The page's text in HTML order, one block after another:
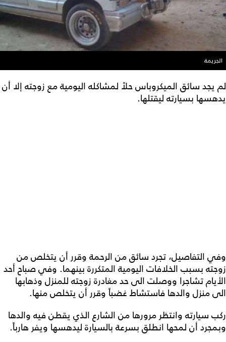
الجريمة
لم يجد سائق الميكروباس حلاً لمشاكله اليومية مع زوجته إلا أن
يدهسها بسيارته ليقتلها.
وفي التفاصيل، تجرد سائق من الرحمة وقرر أن يتخلص من
زوجته بسبب الخلافات اليومية المتكررة بينهما. وفي صباح أحد
الأيام تشاجرا ووصلت الى حد مغادرة زوجته للمنزل وذهابها
الى منزل والدها فاستشاط غضباً وقرر أن يتخلص منها.
ركب سيارته وانتظر مرورها من الشارع الذي يقطن فيه والدها
وبمجرد أن لمحها انطلق بسرعة بالسيارة ليدهسها ويفر هارباً.